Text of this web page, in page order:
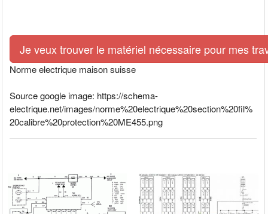
Je veux trouver le matériel nécessaire pour mes
Norme electrique maison suisse
Source google image: https://schema-
electrique.net/images/norme%20electrique%20section%20fil%
20calibre%20protection%20ME455.png